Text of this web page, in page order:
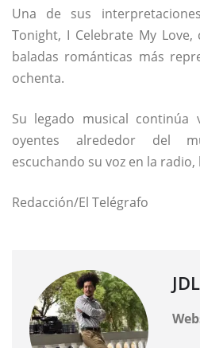
Una de sus
Tonight, I Celebrate My Love,
baladas románticas más
ochenta.
Su legado musical continúa
oyentes alrededor del
escuchando su voz en la
Redacción/El Telégrafo
JDL